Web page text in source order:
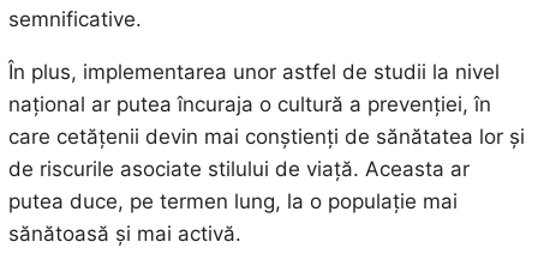
semnificative.
În plus, implementarea unor astfel de studii la nivel
național ar putea încuraja o cultură a prevenției, în
care cetățenii devin mai conștienți de sănătatea lor și
de riscurile asociate stilului de viață. Aceasta ar
putea duce, pe termen lung, la o populație mai
sănătoasă și mai activă.